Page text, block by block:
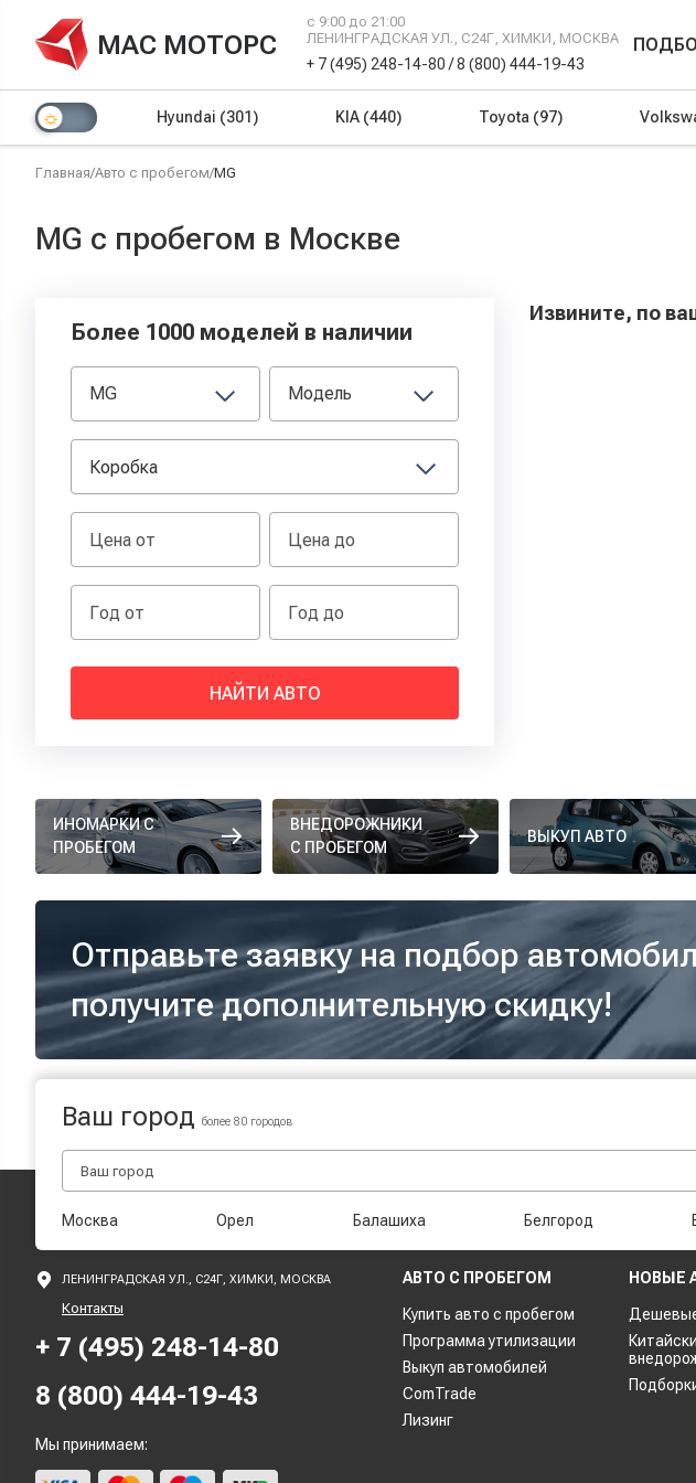
МАС МОТОРС
с 9:00 до 21:00
ЛЕНИНГРАДСКАЯ УЛ., С24Г, ХИМКИ, МОСКВА
+ 7 (495) 248-14-80 /8 (800) 444-19-43
Hyundai (301) KIA (440) Toyota (97)
Главная/Авто с пробегом/MG
MG с пробегом в Москве
Более 1000 моделей в наличии
MG Модель
НАЙТИ АВТО
Извините, по
ИНОМАРКИ С
ПРОБЕГОМ
ВНЕДОРОЖНИКИ
С ПРОБЕГОМ
ВЫКУП АВТО
Отправьте заявку на подбор
получите дополнительную скидку!
Ваш город более 80 городов
Москва Орел Балашиха Белгород
ЛЕНИНГРАДСКАЯ УЛ., С24Г, ХИМКИ, МОСКВА
Контакты
+ 7 (495) 248-14-80
8 (800) 444-19-43
Мы принимаем:
АВТО С ПРОБЕГОМ
Купить авто с пробегом
Программа утилизации
Выкуп автомобилей
ComTrade
Лизинг
НОВЫЕ